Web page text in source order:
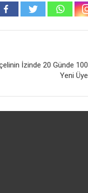
İzinde 20 Günde 100
Yeni Üye